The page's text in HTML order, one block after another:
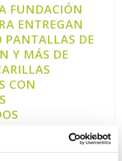
FUNDACIÓN
ENTREGAN
PANTALLAS DE
Y MÁS DE
CON
sanitarios, cuerpos
esencial de farmacias